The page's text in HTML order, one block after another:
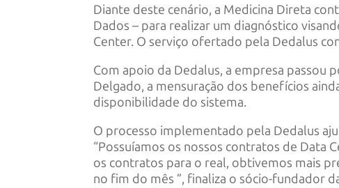
Diante deste cenário, a Medicina Direta
Dados – para realizar um diagnóstico
Center. O serviço ofertado pela Dedalus
Com apoio da Dedalus, a empresa passou
Delgado, a mensuração dos benefícios
disponibilidade do sistema.
O processo implementado pela Dedalus
“Possuíamos os nossos contratos de Data
os contratos para o real, obtivemos mais
no fim do mês ”, finaliza o sócio-fundador